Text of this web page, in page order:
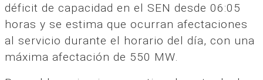
déficit de capacidad en el SEN desde 06:05
horas y se estima que ocurran afectaciones
al servicio durante el horario del día, con una
máxima afectación de 550 MW.